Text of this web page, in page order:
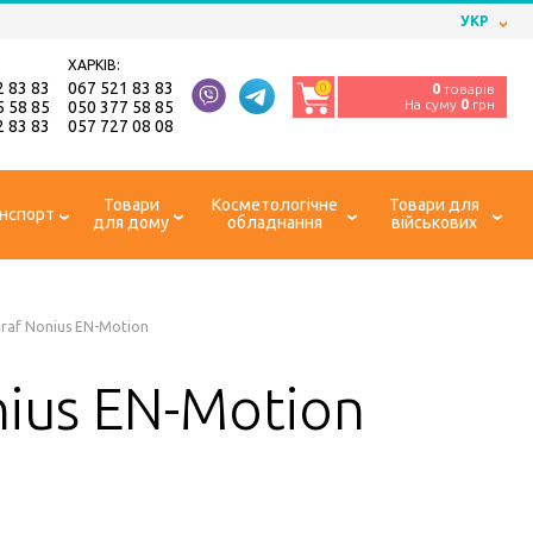
УКР
83 83
58 85
83 83
ХАРКІВ:
067 521 83 83
050 377 58 85
057 727 08 08
0 0 товарів
На суму 0 грн
Товари
для дому
Косметологічне
обладнання
Товари для
військових
Nonius EN-Motion
EN-Motion